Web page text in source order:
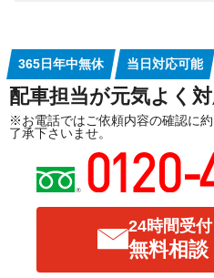
365日年中無休 当日対応可能
配車担当が元気よく対
※お電話ではご依頼内容の確認に
了承下さいませ。
24時間受付
無料相談